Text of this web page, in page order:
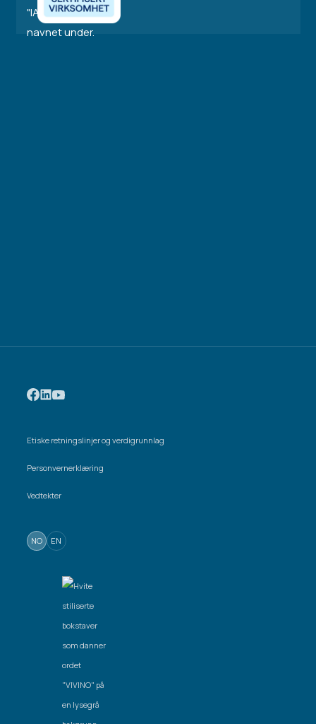
Etiske retningslinjer og verdigrunnlag
Personvernerklæring
Vedtekter
NO EN